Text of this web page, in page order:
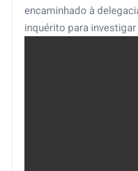
encaminhado à
inquérito para